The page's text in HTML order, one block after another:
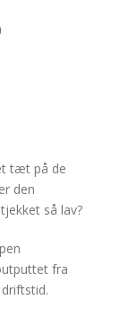
tæt på de
den
så lav?
fra